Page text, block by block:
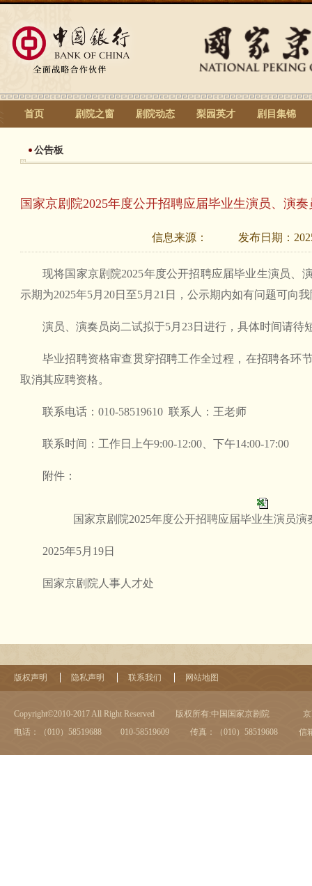
首页 剧院之窗 剧院动态 梨园英才 剧目集锦
公告板
国家京剧院2025年度公开招聘应届毕业生演员、演
信息来源： 发布日期：
现将国家京剧院2025年度公开招聘应届毕业生演员、
示期为2025年5月20日至5月21日，公示期内如有问题可向
演员、演奏员岗二试拟于5月23日进行，具体时间请待
毕业招聘资格审查贯穿招聘工作全过程，在招聘各环
取消其应聘资格。
联系电话：010-58519610 联系人：王老师
联系时间：工作日上午9:00-12:00、下午14:00-17:00
附件：
国家京剧院2025年度公开招聘应届毕业生演员
2025年5月19日
国家京剧院人事人才处
版权声明 隐私声明 联系我们 网站地图
Copyright©2010-2017 All Right Reserved 版权所有:中国国家京剧院
电话：（010）58519688 010-58519609
传真：（010）58519608 信